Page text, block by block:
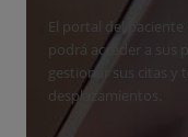
El portal del paciente
podrá acceder a sus
gestionar sus citas y
desplazamientos.